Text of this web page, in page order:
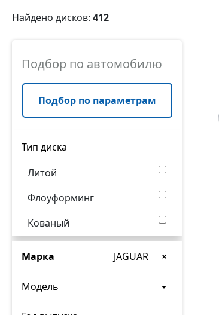
Найдено дисков: 412
Подбор по автомобилю
Подбор по параметрам
Тип диска
Литой
Флоуформинг
Кованый
×
Марка JAGUAR
Модель